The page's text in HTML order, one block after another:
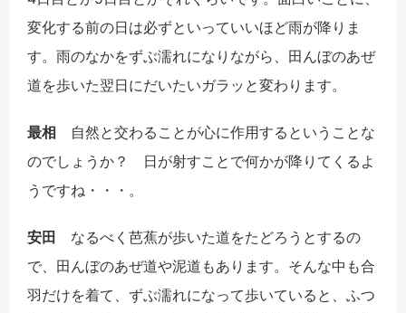
変化する前の日は必ずといっていいほど雨が降りま
す。雨のなかをずぶ濡れになりながら、田んぼのあぜ
道を歩いた翌日にだいたいガラッと変わります。
最相 自然と交わることが心に作用するということな
のでしょうか？ 日が射すことで何かが降りてくるよ
うですね・・・。
安田 なるべく芭蕉が歩いた道をたどろうとするの
で、田んぼのあぜ道や泥道もあります。そんな中も合
羽だけを着て、ずぶ濡れになって歩いていると、ふつ